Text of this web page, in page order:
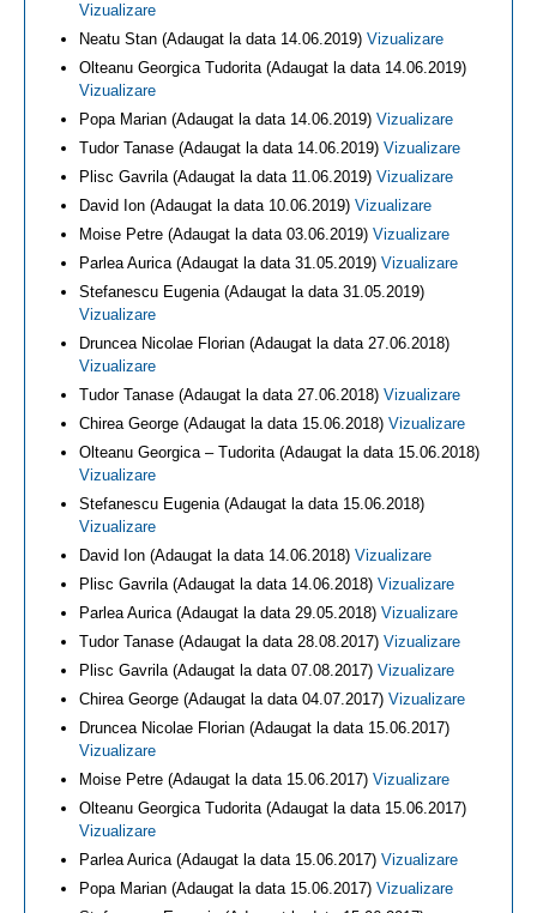
Vizualizare
Neatu Stan (Adaugat la data 14.06.2019) Vizualizare
Olteanu Georgica Tudorita (Adaugat la data 14.06.2019)
Vizualizare
Popa Marian (Adaugat la data 14.06.2019) Vizualizare
Tudor Tanase (Adaugat la data 14.06.2019) Vizualizare
Plisc Gavrila (Adaugat la data 11.06.2019) Vizualizare
David Ion (Adaugat la data 10.06.2019) Vizualizare
Moise Petre (Adaugat la data 03.06.2019) Vizualizare
Parlea Aurica (Adaugat la data 31.05.2019) Vizualizare
Stefanescu Eugenia (Adaugat la data 31.05.2019)
Vizualizare
Druncea Nicolae Florian (Adaugat la data 27.06.2018)
Vizualizare
Tudor Tanase (Adaugat la data 27.06.2018) Vizualizare
Chirea George (Adaugat la data 15.06.2018) Vizualizare
Olteanu Georgica – Tudorita (Adaugat la data 15.06.2018)
Vizualizare
Stefanescu Eugenia (Adaugat la data 15.06.2018)
Vizualizare
David Ion (Adaugat la data 14.06.2018) Vizualizare
Plisc Gavrila (Adaugat la data 14.06.2018) Vizualizare
Parlea Aurica (Adaugat la data 29.05.2018) Vizualizare
Tudor Tanase (Adaugat la data 28.08.2017) Vizualizare
Plisc Gavrila (Adaugat la data 07.08.2017) Vizualizare
Chirea George (Adaugat la data 04.07.2017) Vizualizare
Druncea Nicolae Florian (Adaugat la data 15.06.2017)
Vizualizare
Moise Petre (Adaugat la data 15.06.2017) Vizualizare
Olteanu Georgica Tudorita (Adaugat la data 15.06.2017)
Vizualizare
Parlea Aurica (Adaugat la data 15.06.2017) Vizualizare
Popa Marian (Adaugat la data 15.06.2017) Vizualizare